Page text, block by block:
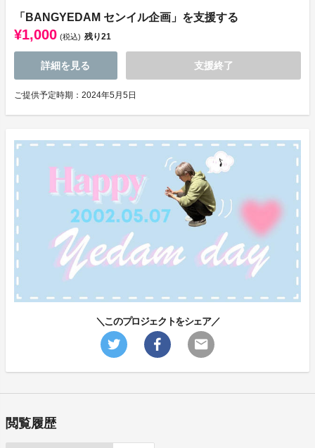
「BANGYEDAM センイル企画」を支援する
¥1,000 (税込) 残り21
詳細を見る 支援終了
ご提供予定時期：2024年5月5日
＼このプロジェクトをシェア／
閲覧履歴